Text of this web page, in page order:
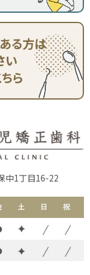
る方は
い
ら
中1丁目16-22